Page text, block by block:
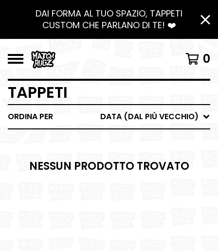
DAI FORMA AL TUO SPAZIO, TAPPETI
CUSTOM CHE PARLANO DI TE! ❤️
0
TAPPETI
ORDINA PER DATA (DAL PIÙ VECCHIO)
NESSUN PRODOTTO TROVATO